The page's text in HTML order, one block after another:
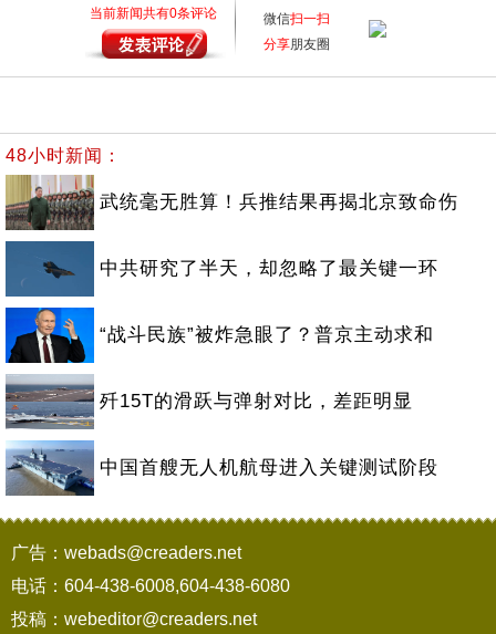
当前新闻共有0条评论 微信扫一扫
分享朋友圈
48小时新闻：
武统毫无胜算！兵推结果再揭北京致命伤
中共研究了半天，却忽略了最关键一环
“战斗民族”被炸急眼了？普京主动求和
歼15T的滑跃与弹射对比，差距明显
中国首艘无人机航母进入关键测试阶段
广告：webads@creaders.net
电话：604-438-6008,604-438-6080
投稿：webeditor@creaders.net